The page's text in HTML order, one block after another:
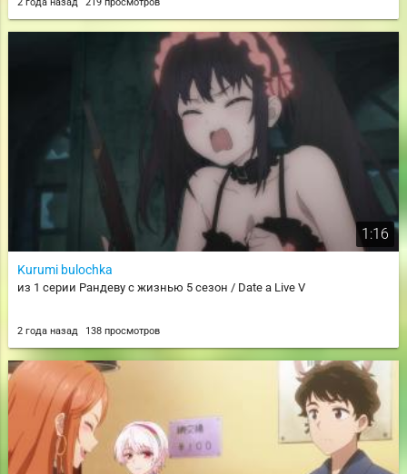
1:16
Kurumi bulochka
из 1 серии Рандеву с жизнью 5 сезон / Date a Live V
2 года назад 138 просмотров